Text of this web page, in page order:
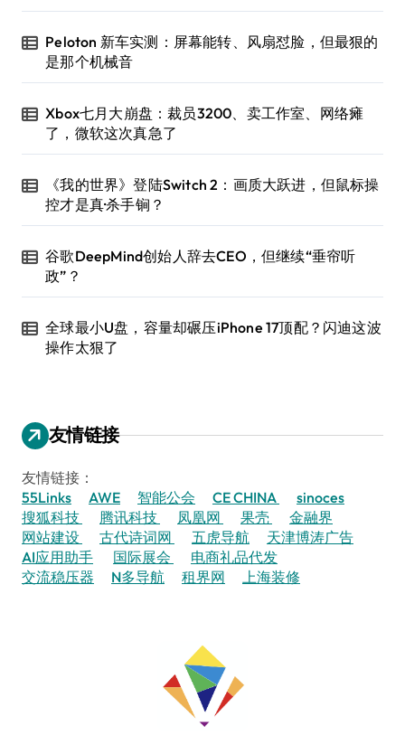
Peloton 新车实测：屏幕能转、风扇怼脸，但最狠的
是那个机械音
Xbox七月大崩盘：裁员3200、卖工作室、网络瘫
了，微软这次真急了
《我的世界》登陆Switch 2：画质大跃进，但鼠标操
控才是真·杀手锏？
谷歌DeepMind创始人辞去CEO，但继续“垂帘听
政”？
全球最小U盘，容量却碾压iPhone 17顶配？闪迪这波
操作太狠了
友情链接
友情链接：
55Links
AWE 智能公会 CE CHINA
sinoces
搜狐科技
腾讯科技 凤凰网 果壳
金融界
网站建设
古代诗词网 五虎导航
天津博涛广告
AI应用助手
国际展会
电商礼品代发
交流稳压器
N多导航 租界网 上海装修